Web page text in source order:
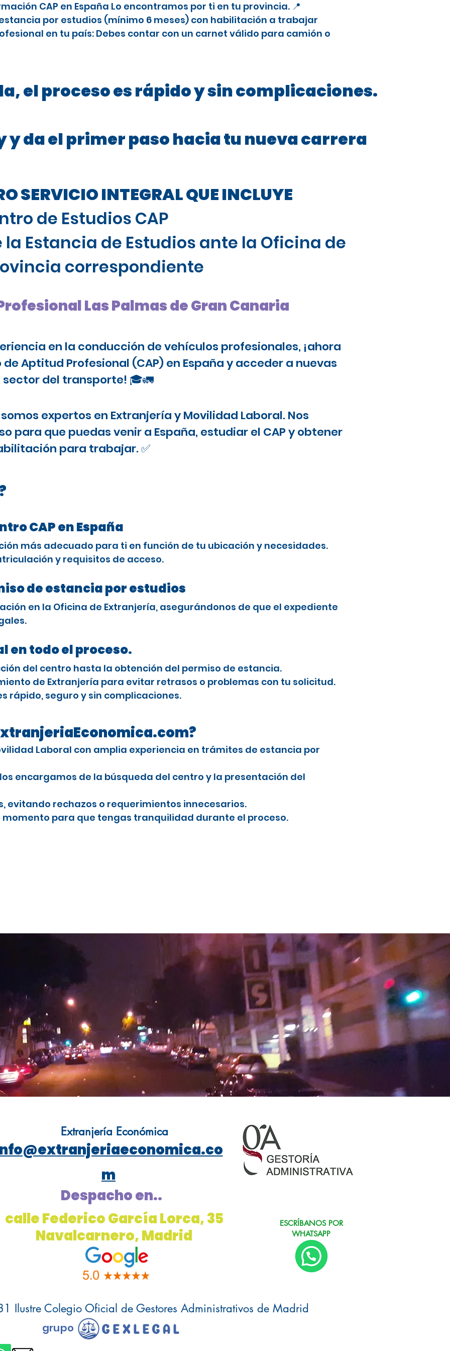
CAP en España Lo encontramos por ti en tu provincia. 📍
por estudios (mínimo 6 meses) con habilitación a trabajar
en tu país: Debes contar con un carnet válido para camión o
el proceso es rápido y sin complicaciones.
y da el primer paso hacia tu nueva carrera
SERVICIO INTEGRAL QUE INCLUYE
de Estudios CAP
Estancia de Estudios ante la Oficina de
correspondiente
Las Palmas de Gran Canaria
en la conducción de vehículos profesionales, ¡ahora
Aptitud Profesional (CAP) en España y acceder a nuevas
del transporte! 🎓🚛
expertos en Extranjería y Movilidad Laboral. Nos
para que puedas venir a España, estudiar el CAP y obtener
para trabajar. ✅
CAP en España
más adecuado para ti en función de tu ubicación y necesidades.
y requisitos de acceso.
de estancia por estudios
en la Oficina de Extranjería, asegurándonos de que el expediente
en todo el proceso.
del centro hasta la obtención del permiso de estancia.
de Extranjería para evitar retrasos o problemas con tu solicitud.
rápido, seguro y sin complicaciones.
Laboral con amplia experiencia en trámites de estancia por
encargamos de la búsqueda del centro y la presentación del
evitando rechazos o requerimientos innecesarios.
momento para que tengas tranquilidad durante el proceso.
Extranjería Económica
m
Despacho en..
calle Federico García Lorca, 35
Navalcarnero, Madrid
ESCRÍBANOS POR
WHATSAPP
Ilustre Colegio Oficial de Gestores Administrativos de Madrid
grupo